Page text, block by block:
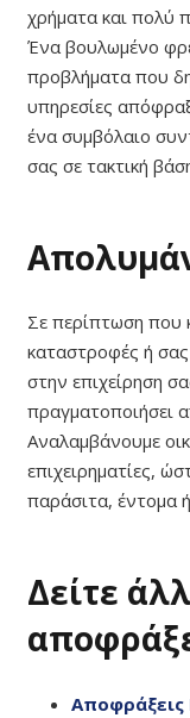
χρήματα και πολύ
Ένα βουλωμένο
προβλήματα που
υπηρεσίες
ένα συμβόλαιο
σας σε τακτική
Σε περίπτωση που
καταστροφές ή
στην επιχείρηση
πραγματοποιήσει
Αναλαμβάνουμε
επιχειρηματίες,
παράσιτα, έντομα
Δείτε
Αποφράξεις